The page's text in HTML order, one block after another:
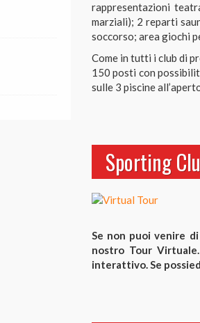
rappresentazioni
marziali); 2 reparti
soccorso; area giochi
Come in tutti i club di
150 posti con
sulle 3 piscine
Sporting
Se non puoi venire
nostro Tour
interattivo. Se